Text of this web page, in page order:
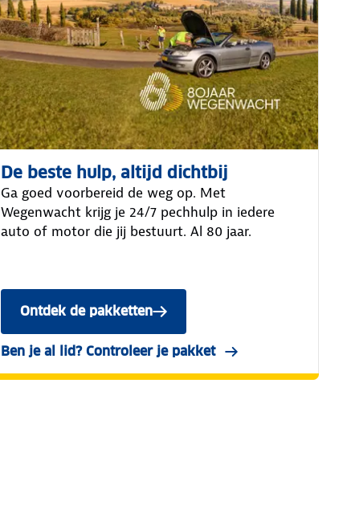
De beste hulp, altijd dichtbij
Ga goed voorbereid de weg op. Met
Wegenwacht krijg je 24/7 pechhulp in iedere
auto of motor die jij bestuurt. Al 80 jaar.
Ontdek de pakketten
van Wegenwacht
Ben je al lid? Controleer je pakketin Mijn ANWB